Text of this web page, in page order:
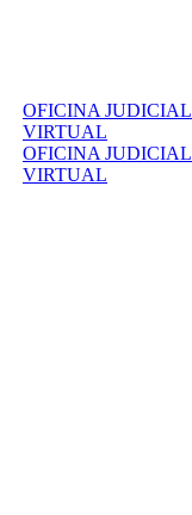
OFICINA JUDICIAL
VIRTUAL
OFICINA JUDICIAL
VIRTUAL